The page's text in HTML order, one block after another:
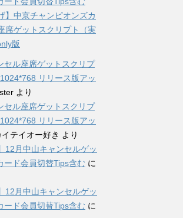
】中京チャンピオンズカ
席ゲットスクリプト（実
版
セル座席ゲットスクリプ
リリース版アッ
より
セル座席ゲットスクリプ
リリース版アッ
イテイオー好き より
12月中山キャンセルゲッ
ード会員切替Tips含む に
12月中山キャンセルゲッ
ード会員切替Tips含む に